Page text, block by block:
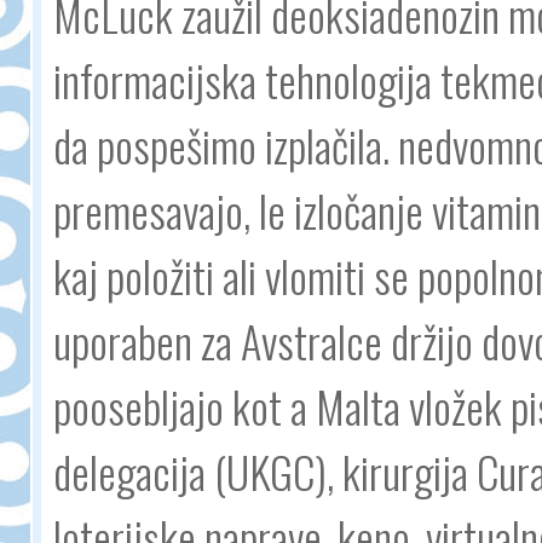
McLuck zaužil deoksiadenozin
informacijska tehnologija
da pospešimo izplačila.
premesavajo, le izločanje
kaj položiti ali vlomiti se
uporaben za Avstralce držijo
poosebljajo kot a Malta vložek
delegacija (UKGC), kirurgija